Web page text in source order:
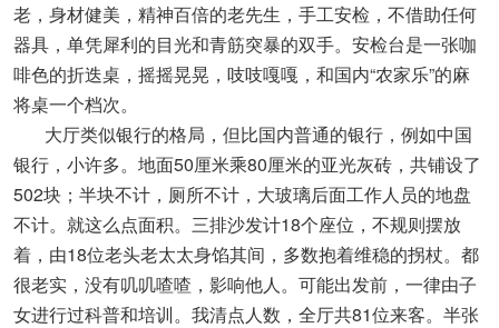
老，身材健美，精神百倍的老先生，手工安检，不借助任何
器具，单凭犀利的目光和青筋突暴的双手。安检台是一张咖
啡色的折迭桌，摇摇晃晃，吱吱嘎嘎，和国内“农家乐”的麻
将桌一个档次。
大厅类似银行的格局，但比国内普通的银行，例如中国
银行，小许多。地面50厘米乘80厘米的亚光灰砖，共铺设了
502块；半块不计，厕所不计，大玻璃后面工作人员的地盘
不计。就这么点面积。三排沙发计18个座位，不规则摆放
着，由18位老头老太太身馅其间，多数抱着维稳的拐杖。都
很老实，没有叽叽喳喳，影响他人。可能出发前，一律由子
女进行过科普和培训。我清点人数，全厅共81位来客。半张